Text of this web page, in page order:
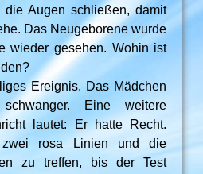
Augen schließen, damit
Das Neugeborene wurde
wieder gesehen. Wohin ist
Ereignis. Das Mädchen
Eine weitere
lautet: Er hatte Recht.
rosa Linien und die
zu treffen, bis der Test